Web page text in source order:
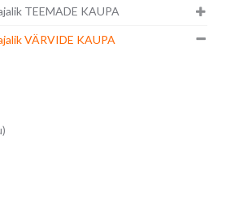
TEEMADE KAUPA
VÄRVIDE KAUPA